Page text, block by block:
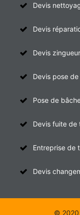
Devis
Devis
Devis
Devis pose
Pose de
Devis fuite de
Entreprise de
Devis
© 2020